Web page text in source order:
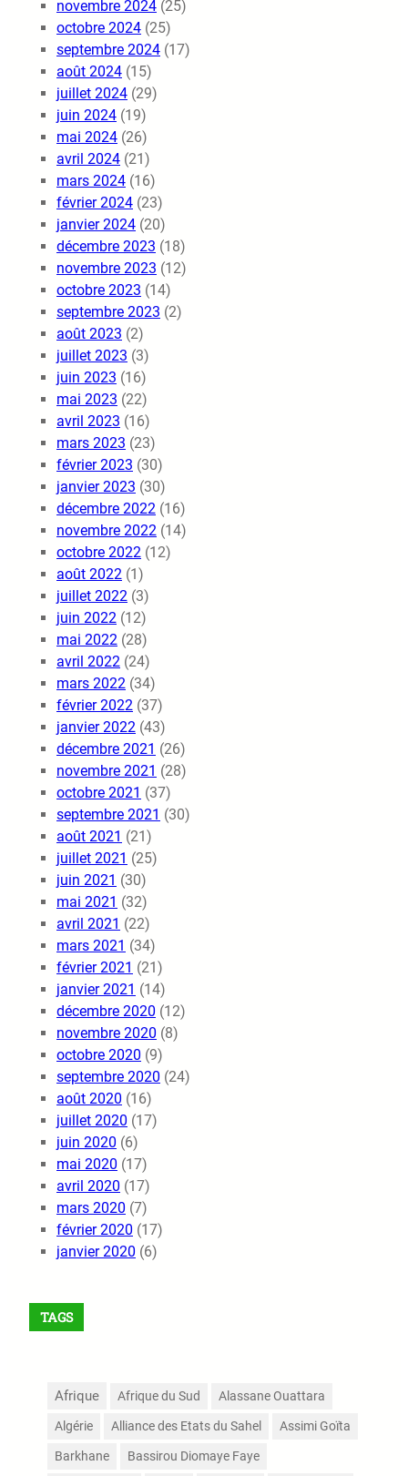
novembre 2024 (25)
octobre 2024 (25)
septembre 2024 (17)
août 2024 (15)
juillet 2024 (29)
juin 2024 (19)
mai 2024 (26)
avril 2024 (21)
mars 2024 (16)
février 2024 (23)
janvier 2024 (20)
décembre 2023 (18)
novembre 2023 (12)
octobre 2023 (14)
septembre 2023 (2)
août 2023 (2)
juillet 2023 (3)
juin 2023 (16)
mai 2023 (22)
avril 2023 (16)
mars 2023 (23)
février 2023 (30)
janvier 2023 (30)
décembre 2022 (16)
novembre 2022 (14)
octobre 2022 (12)
août 2022 (1)
juillet 2022 (3)
juin 2022 (12)
mai 2022 (28)
avril 2022 (24)
mars 2022 (34)
février 2022 (37)
janvier 2022 (43)
décembre 2021 (26)
novembre 2021 (28)
octobre 2021 (37)
septembre 2021 (30)
août 2021 (21)
juillet 2021 (25)
juin 2021 (30)
mai 2021 (32)
avril 2021 (22)
mars 2021 (34)
février 2021 (21)
janvier 2021 (14)
décembre 2020 (12)
novembre 2020 (8)
octobre 2020 (9)
septembre 2020 (24)
août 2020 (16)
juillet 2020 (17)
juin 2020 (6)
mai 2020 (17)
avril 2020 (17)
mars 2020 (7)
février 2020 (17)
janvier 2020 (6)
TAGS
Afrique Afrique du Sud Alassane Ouattara
Algérie Alliance des Etats du Sahel Assimi Goïta
Barkhane Bassirou Diomaye Faye